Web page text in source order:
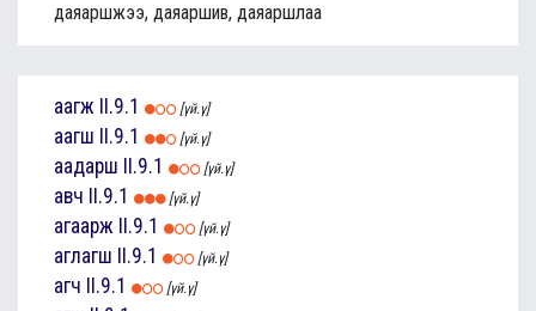
даяаршжээ, даяаршив, даяаршлаа
аагж II.9.1 [үй.ү]
аагш II.9.1 [үй.ү]
аадарш II.9.1 [үй.ү]
авч II.9.1 [үй.ү]
агаарж II.9.1 [үй.ү]
аглагш II.9.1 [үй.ү]
агч II.9.1 [үй.ү]